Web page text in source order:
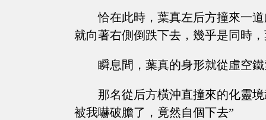
恰在此時，葉真左后方撞來一
就向著右側倒跌下去，幾乎是同時
瞬息間，葉真的身形就從虛空
那名從后方橫沖直撞來的化靈
被我嚇破膽了，竟然自個下去”